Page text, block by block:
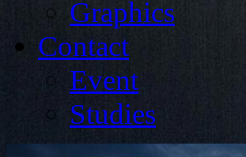
Graphics
Contact
Event
Studies